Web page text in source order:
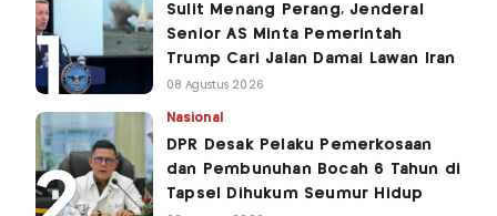
Sulit Menang Perang, Jenderal
Senior AS Minta Pemerintah
Trump Cari Jalan Damai Lawan Iran
08 Agustus 2026
Nasional
DPR Desak Pelaku Pemerkosaan
dan Pembunuhan Bocah 6 Tahun di
Tapsel Dihukum Seumur Hidup